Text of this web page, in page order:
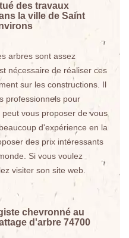
des travaux
la ville de Saint
arbres sont assez
nécessaire de réaliser ces
sur les constructions. Il
professionnels pour
vous proposer de vous
d'expérience en la
des prix intéressants
Si vous voulez
visiter son site web.
chevronné au
d'arbre 74700